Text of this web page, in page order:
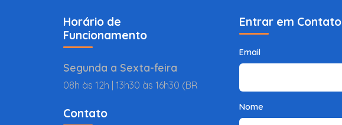
Horário de
Funcionamento
Segunda a Sexta-feira
08h às 12h | 13h30 às 16h30 (BR
Contato
Entrar em Contato
Email
Nome